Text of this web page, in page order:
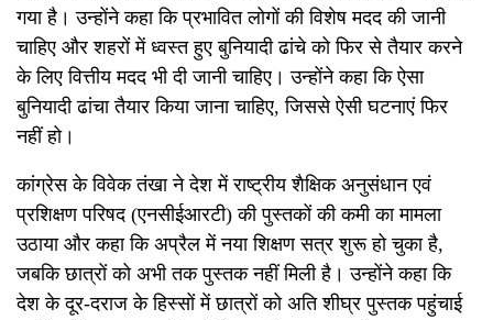
गया है। उन्होंने कहा कि प्रभावित लोगों की विशेष मदद की जानी
चाहिए और शहरों में ध्वस्त हुए बुनियादी ढांचे को फिर से तैयार करने
के लिए वित्तीय मदद भी दी जानी चाहिए। उन्होंने कहा कि ऐसा
बुनियादी ढांचा तैयार किया जाना चाहिए, जिससे ऐसी घटनाएं फिर
नहीं हो।
कांग्रेस के विवेक तंखा ने देश में राष्ट्रीय शैक्षिक अनुसंधान एवं
प्रशिक्षण परिषद (एनसीईआरटी) की पुस्तकों की कमी का मामला
उठाया और कहा कि अप्रैल में नया शिक्षण सत्र शुरू हो चुका है,
जबकि छात्रों को अभी तक पुस्तक नहीं मिली है। उन्होंने कहा कि
देश के दूर-दराज के हिस्सों में छात्रों को अति शीघ्र पुस्तक पहुंचाई